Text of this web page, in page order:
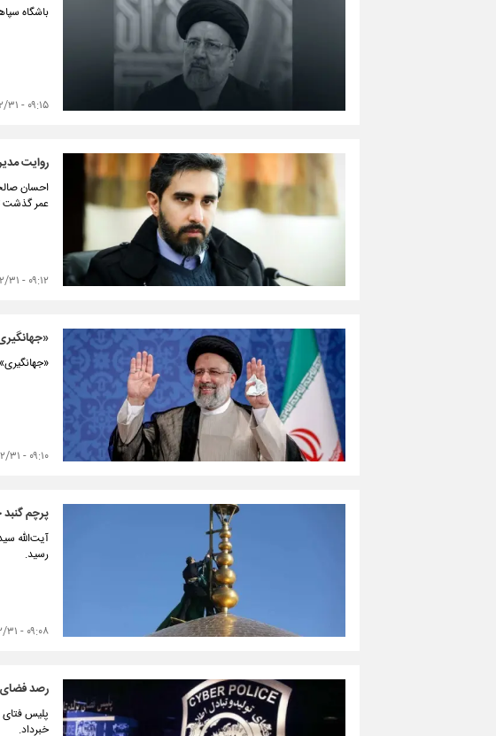
باشگاه
۰۹:۱۵ - ۱۴۰۳/۰۲/۳۱
روایت
احسان
عمر گذشت
۰۹:۱۲ - ۱۴۰۳/۰۲/۳۱
۰۹:۱۰ - ۱۴۰۳/۰۲/۳۱
پرچم
رسید.
۰۹:۰۸ - ۱۴۰۳/۰۲/۳۱
رصد فضای
پلیس فتای
خبرداد.